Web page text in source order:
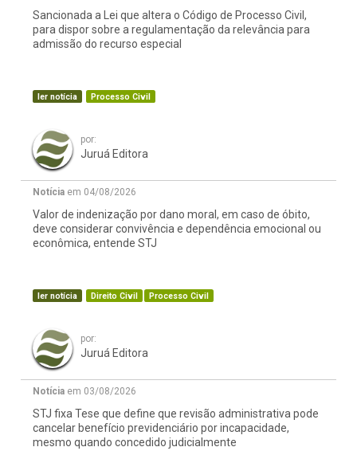
Sancionada a Lei que altera o Código de Processo Civil,
para dispor sobre a regulamentação da relevância para
admissão do recurso especial
ler notícia Processo Civil
por:
Juruá Editora
Notícia em 04/08/2026
Valor de indenização por dano moral, em caso de óbito,
deve considerar convivência e dependência emocional ou
econômica, entende STJ
ler notícia Direito Civil Processo Civil
por:
Juruá Editora
Notícia em 03/08/2026
STJ fixa Tese que define que revisão administrativa pode
cancelar benefício previdenciário por incapacidade,
mesmo quando concedido judicialmente